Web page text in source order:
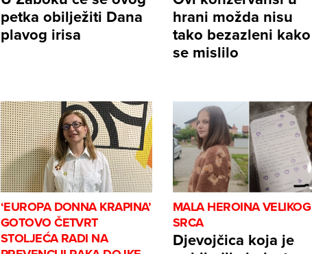
petka obilježiti Dana
plavog irisa
hrani možda nisu
tako bezazleni kako
se mislilo
‘EUROPA DONNA KRAPINA’
GOTOVO ČETVRT
STOLJEĆA RADI NA
MALA HEROINA VELIKOG
SRCA
Djevojčica koja je